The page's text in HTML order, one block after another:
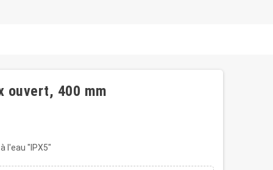
ouvert, 400 mm
l'eau "IPX5"